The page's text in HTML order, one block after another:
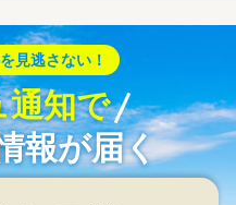
見逃さない！
通知で
報が届く